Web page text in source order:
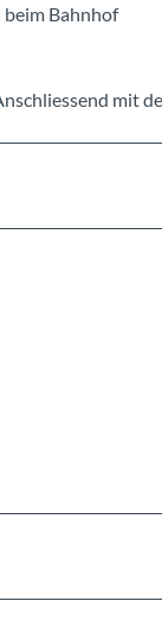
Bahnhof
mit